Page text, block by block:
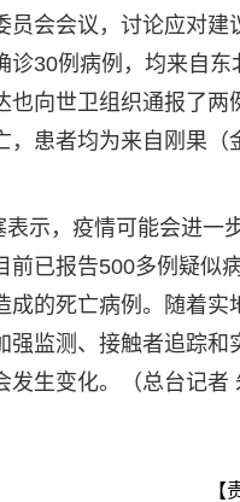
员会会议，讨论应对建
诊30例病例，均来自
也向世卫组织通报了两
，患者均为来自刚果（
表示，疫情可能会进一
前已报告500多例疑似
成的死亡病例。随着实
强监测、接触者追踪和
发生变化。（总台记者
【